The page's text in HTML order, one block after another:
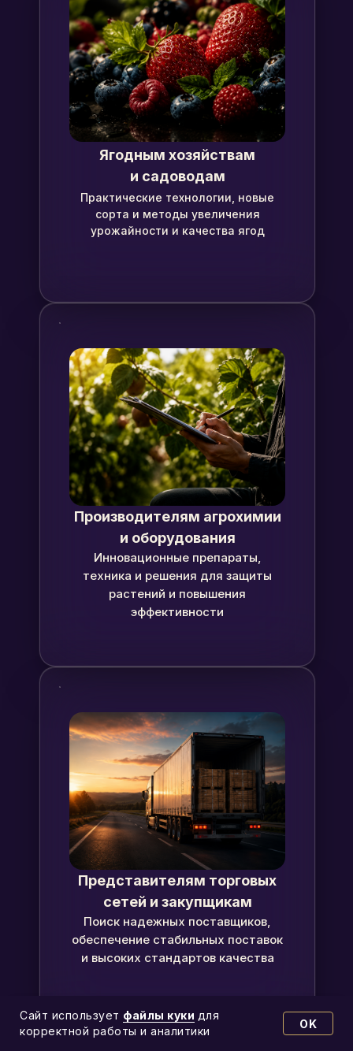
Ягодным хозяйствам
и садоводам
Практические технологии, новые
сорта и методы увеличения
урожайности и качества ягод
Производителям агрохимии
и оборудования
Инновационные препараты,
техника и решения для защиты
растений и повышения
эффективности
Представителям торговых
сетей и закупщикам
Поиск надежных поставщиков,
обеспечение стабильных поставок
и высоких стандартов качества
Сайт использует файлы куки для
корректной работы и аналитики
OK